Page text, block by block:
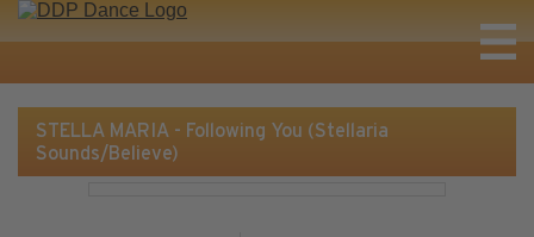
STELLA MARIA - Following You (Stellaria
Sounds/Believe)